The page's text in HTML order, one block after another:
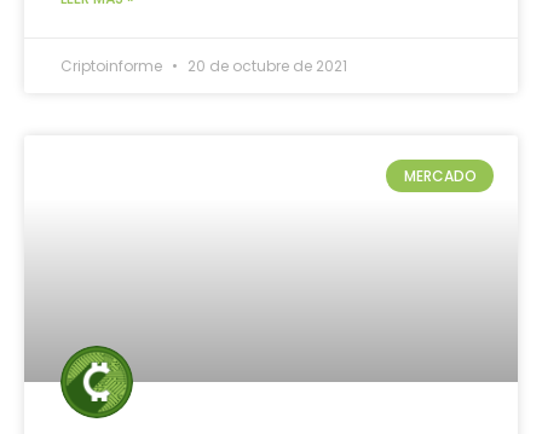
Criptoinforme 20 de octubre de 2021
MERCADO